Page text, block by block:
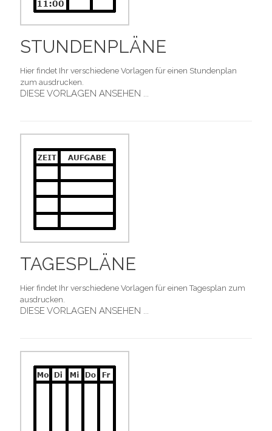
STUNDENPLÄNE
Hier findet Ihr verschiedene Vorlagen für einen Stundenplan
zum ausdrucken.
DIESE VORLAGEN ANSEHEN ...
TAGESPLÄNE
Hier findet Ihr verschiedene Vorlagen für einen Tagesplan zum
ausdrucken.
DIESE VORLAGEN ANSEHEN ...